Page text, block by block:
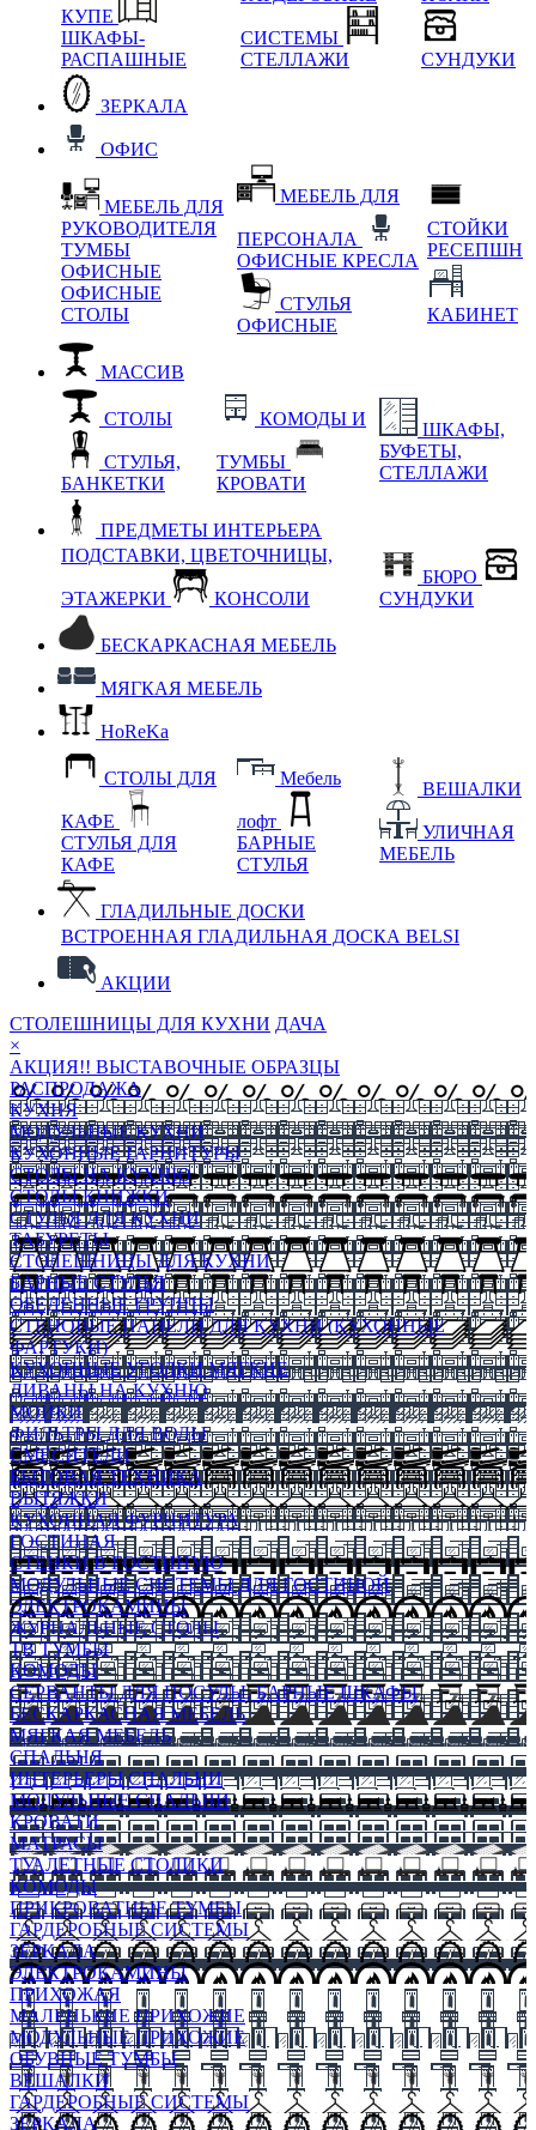
КУПЕ
ШКАФЫ-
РАСПАШНЫЕ
СИСТЕМЫ
СТЕЛЛАЖИ
СУНДУКИ
ЗЕРКАЛА
ОФИС
МЕБЕЛЬ ДЛЯ
РУКОВОДИТЕЛЯ
ТУМБЫ
ОФИСНЫЕ
ОФИСНЫЕ
СТОЛЫ
МЕБЕЛЬ ДЛЯ
ПЕРСОНАЛА
ОФИСНЫЕ КРЕСЛА
СТУЛЬЯ
ОФИСНЫЕ
СТОЙКИ
РЕСЕПШН
КАБИНЕТ
МАССИВ
СТОЛЫ
СТУЛЬЯ,
БАНКЕТКИ
КОМОДЫ И
ТУМБЫ
КРОВАТИ
ШКАФЫ,
БУФЕТЫ,
СТЕЛЛАЖИ
ПРЕДМЕТЫ ИНТЕРЬЕРА
ПОДСТАВКИ, ЦВЕТОЧНИЦЫ,
ЭТАЖЕРКИ КОНСОЛИ
БЮРО
СУНДУКИ
БЕСКАРКАСНАЯ МЕБЕЛЬ
МЯГКАЯ МЕБЕЛЬ
HoReKa
СТОЛЫ ДЛЯ
КАФЕ
СТУЛЬЯ ДЛЯ
КАФЕ
Мебель
лофт
БАРНЫЕ
СТУЛЬЯ
ВЕШАЛКИ
УЛИЧНАЯ
МЕБЕЛЬ
ГЛАДИЛЬНЫЕ ДОСКИ
ВСТРОЕННАЯ ГЛАДИЛЬНАЯ ДОСКА BELSI
АКЦИИ
СТОЛЕШНИЦЫ ДЛЯ КУХНИ ДАЧА
×
АКЦИЯ!! ВЫСТАВОЧНЫЕ ОБРАЗЦЫ
РАСПРОДАЖА
КУХНЯ
МОДУЛЬНЫЕ КУХНИ
КУХОННЫЕ ГАРНИТУРЫ
СТОЛЫ НА КУХНЮ
СТОЛЫ КНИЖКИ
СТУЛЬЯ ДЛЯ КУХНИ
ТАБУРЕТЫ
СТОЛЕШНИЦЫ ДЛЯ КУХНИ
БАРНЫЕ СТУЛЬЯ
ОБЕДЕННЫЕ ГРУППЫ
СТЕНОВЫЕ ПАНЕЛИ ДЛЯ КУХНИ (КУХОННЫЕ
ФАРТУКИ)
КУХОННЫЕ УГОЛКИ МЯГКИЕ
ДИВАНЫ НА КУХНЮ
МОЙКИ
ФИЛЬТРЫ ДЛЯ ВОДЫ
СМЕСИТЕЛИ
БЫТОВАЯ ТЕХНИКА
ВЫТЯЖКИ
КУХОННАЯ ФУРНИТУРА
ГОСТИНАЯ
СТЕНКИ В ГОСТИНУЮ
МОДУЛЬНЫЕ СИСТЕМЫ ДЛЯ ГОСТИНОЙ
ЭЛЕКТРОКАМИНЫ
ЖУРНАЛЬНЫЕ СТОЛЫ
ТВ ТУМБЫ
КОМОДЫ
СЕРВАНТЫ ДЛЯ ПОСУДЫ, БАРНЫЕ ШКАФЫ
БЕСКАРКАСНАЯ МЕБЕЛЬ
МЯГКАЯ МЕБЕЛЬ
СПАЛЬНЯ
ИНТЕРЬЕРЫ СПАЛЬНИ
МОДУЛЬНЫЕ СПАЛЬНИ
КРОВАТИ
МАТРАСЫ
ТУАЛЕТНЫЕ СТОЛИКИ
КОМОДЫ
ПРИКРОВАТНЫЕ ТУМБЫ
ГАРДЕРОБНЫЕ СИСТЕМЫ
ЗЕРКАЛА
ЭЛЕКТРОКАМИНЫ
ПРИХОЖАЯ
МАЛЕНЬКИЕ ПРИХОЖИЕ
МОДУЛЬНЫЕ ПРИХОЖИЕ
ОБУВНЫЕ ТУМБЫ
ВЕШАЛКИ
ГАРДЕРОБНЫЕ СИСТЕМЫ
ЗЕРКАЛА